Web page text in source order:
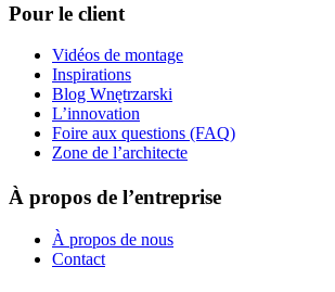
Pour le client
Vidéos de montage
Inspirations
Blog Wnętrzarski
L’innovation
Foire aux questions (FAQ)
Zone de l’architecte
À propos de l’entreprise
À propos de nous
Contact